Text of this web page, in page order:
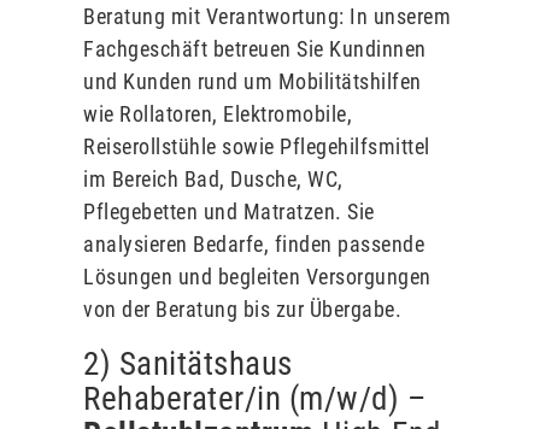
Beratung mit Verantwortung: In unserem
Fachgeschäft betreuen Sie Kundinnen
und Kunden rund um Mobilitätshilfen
wie Rollatoren, Elektromobile,
Reiserollstühle sowie Pflegehilfsmittel
im Bereich Bad, Dusche, WC,
Pflegebetten und Matratzen. Sie
analysieren Bedarfe, finden passende
Lösungen und begleiten Versorgungen
von der Beratung bis zur Übergabe.
2) Sanitätshaus
Rehaberater/in (m/w/d) –